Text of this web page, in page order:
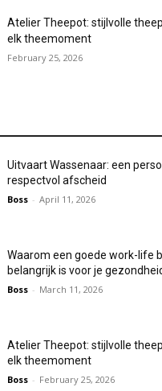
Atelier Theepot: stijlvolle
elk theemoment
February 25, 2026
Uitvaart Wassenaar: een
respectvol afscheid
Boss - April 11, 2026
Waarom een goede work-life
belangrijk is voor je
Boss - March 11, 2026
Atelier Theepot: stijlvolle
elk theemoment
Boss - February 25, 2026